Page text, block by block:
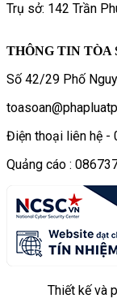
Trụ sở: 142 Trần
THÔNG TIN TÒA
Số 42/29 Phố
Điện thoại liên hệ -
Quảng cáo :
Thiết kế và